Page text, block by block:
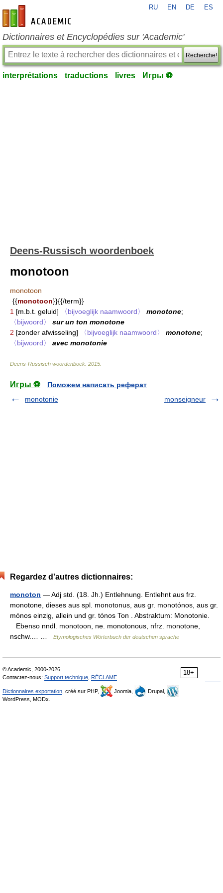
fr-academic.com
RU EN DE ES
Dictionnaires et Encyclopédies sur 'Academic'
Recherche!
interprétations traductions livres Игры ⚽
Deens-Russisch woordenboek
monotoon
monotoon
{{monotoon}}{{/term}}
1 [m.b.t. geluid] 〈bijvoeglijk naamwoord〉 monotone;
〈bijwoord〉
sur un ton monotone
2 [zonder afwisseling] 〈bijvoeglijk naamwoord〉 monotone;
〈bijwoord〉
avec monotonie
Deens-Russisch woordenboek 2015
Игры ⚽
Поможем написать реферат
monotonie
monseigneur
Regardez d'autres dictionnaires:
monoton — Adj std. (18. Jh.) Entlehnung. Entlehnt aus frz.
monotone, dieses aus spl. monotonus, aus gr. monotónos, aus gr.
mónos einzig, allein und gr. tónos Ton . Abstraktum: Monotonie.
Ebenso nndl. monotoon, ne. monotonous, nfrz. monotone,
nschw.… …
Etymologisches Wörterbuch der deutschen sprache
18+
© Academic, 2000-2026
Contactez-nous: Support technique RÉCLAME
Dictionnaires exportation , créé sur PHP, Joomla,
Drupal,
WordPress, MODx.